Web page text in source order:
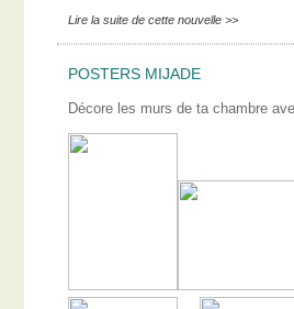
Lire la suite de cette nouvelle >>
POSTERS MIJADE
Décore les murs de ta chambre